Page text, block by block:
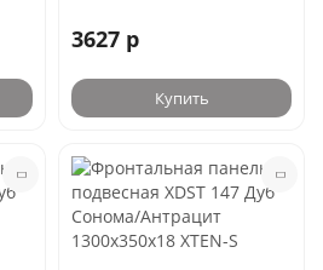
3627 р
Купить